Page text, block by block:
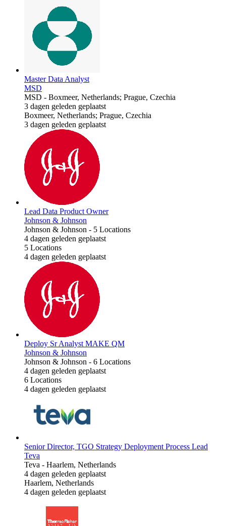
Master Data Analyst
MSD
MSD - Boxmeer, Netherlands; Prague, Czechia
3 dagen geleden geplaatst
Boxmeer, Netherlands; Prague, Czechia
3 dagen geleden geplaatst
Lead Data Product Owner
Johnson & Johnson
Johnson & Johnson - 5 Locations
4 dagen geleden geplaatst
5 Locations
4 dagen geleden geplaatst
Deploy Sr Analyst MAKE QM
Johnson & Johnson
Johnson & Johnson - 6 Locations
4 dagen geleden geplaatst
6 Locations
4 dagen geleden geplaatst
Senior Director, TGO Strategy Deployment Process Lead
Teva
Teva - Haarlem, Netherlands
4 dagen geleden geplaatst
Haarlem, Netherlands
4 dagen geleden geplaatst